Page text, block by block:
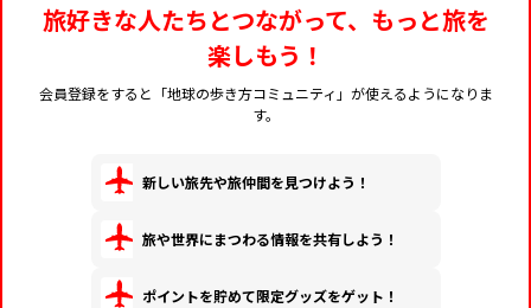
旅好きな人たちとつながって、もっと旅を
楽しもう！
会員登録をすると「地球の歩き方コミュニティ」が使えるようになりま
す。
新しい旅先や旅仲間を見つけよう！
旅や世界にまつわる情報を共有しよう！
ポイントを貯めて限定グッズをゲット！